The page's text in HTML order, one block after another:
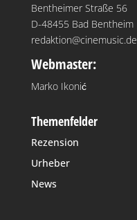
Bentheimer Straße 56
D-48455 Bad Bentheim
redaktion@cinemusic.de
Webmaster:
Marko Ikonić
Themenfelder
Rezension
Urheber
News